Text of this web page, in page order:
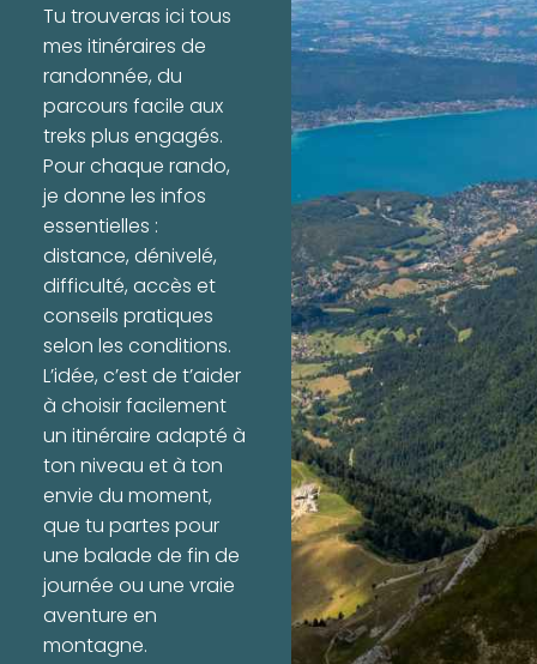
Tu trouveras ici tous
mes itinéraires de
randonnée, du
parcours facile aux
treks plus engagés.
Pour chaque rando,
je donne les infos
essentielles :
distance, dénivelé,
difficulté, accès et
conseils pratiques
selon les conditions.
L’idée, c’est de t’aider
à choisir facilement
un itinéraire adapté à
ton niveau et à ton
envie du moment,
que tu partes pour
une balade de fin de
journée ou une vraie
aventure en
montagne.